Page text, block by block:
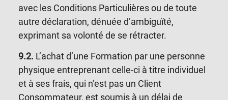
avec les Conditions Particulières ou de toute
autre déclaration, dénuée d’ambiguïté,
exprimant sa volonté de se rétracter.
9.2. L’achat d’une Formation par une personne
physique entreprenant celle-ci à titre individuel
et à ses frais, qui n’est pas un Client
Consommateur, est soumis à un délai de